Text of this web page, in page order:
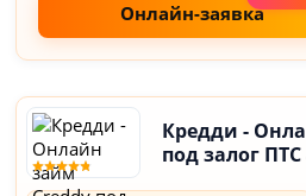
Онлайн-заявка
Кредди -
под залог